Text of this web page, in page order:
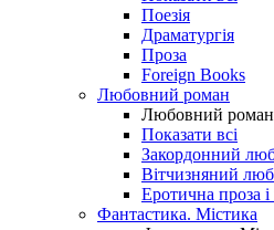
Поезія
Драматургія
Проза
Foreign Books
Любовний роман
Любовний роман
Показати всі
Закордонний
Вітчизняний
Еротична проза і
Фантастика. Містика